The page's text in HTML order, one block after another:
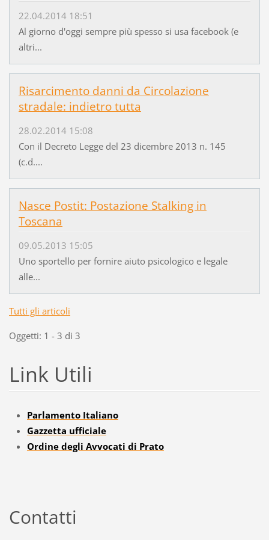
22.04.2014 18:51
Al giorno d'oggi sempre più spesso si usa facebook (e
altri...
Risarcimento danni da Circolazione
stradale: indietro tutta
28.02.2014 15:08
Con il Decreto Legge del 23 dicembre 2013 n. 145
(c.d....
Nasce Postit: Postazione Stalking in
Toscana
09.05.2013 15:05
Uno sportello per fornire aiuto psicologico e legale
alle...
Tutti gli articoli
Oggetti: 1 - 3 di 3
Link Utili
Parlamento Italiano
Gazzetta ufficiale
Ordine degli Avvocati di Prato
Contatti